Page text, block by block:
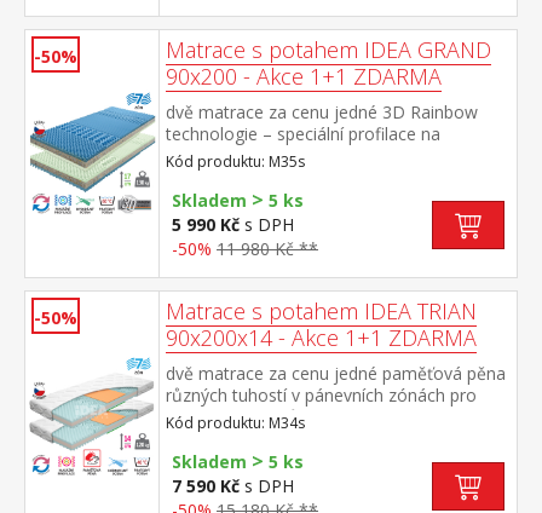
-50%
Matrace s potahem IDEA GRAND
90x200 - Akce 1+1 ZDARMA
dvě matrace za cenu jedné 3D Rainbow
technologie – speciální profilace na
sendvičové vrstvě z kombinace Flexifoam
pěn různých vlastností a tuhostí, která
zajišťuje komfort, vzdušnost, ortopedické
vlastnosti a dlouhou životnost anatomická
zónová masážní profilace – 7 zón na obou
rozdílná tuhost stran – zelenkavá měkčí
strana tuhost 2 z 5, modrá tužší strana
tuhost 2,5 z 5 vzdušný potah prošitý dutým
vláknem, vyrobený ze 2 částí, snímatelný a
pratelný do 60 °C doporučená nosnost do
130 kg, výška matrace 17 cm
Kód produktu: M35s
Skladem > 5 ks
5 990 Kč s DPH
-50% 11 980 Kč **
-50%
Matrace s potahem IDEA TRIAN
90x200x14 - Akce 1+1 ZDARMA
dvě matrace za cenu jedné paměťová pěna
různých tuhostí v pánevních zónách pro
odlehčení kloubům a celému pohybovému
aparátu 7zónová anatomická masážní
profilace přináší velmi jemnou masáž v
průběhu spánku matrace s Visco pěnou a
systémem rozdílné tuhosti stran vhodná
Kód produktu: M34s
Skladem > 5 ks
7 590 Kč s DPH